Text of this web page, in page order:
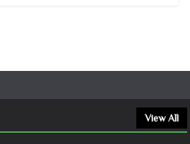
View All